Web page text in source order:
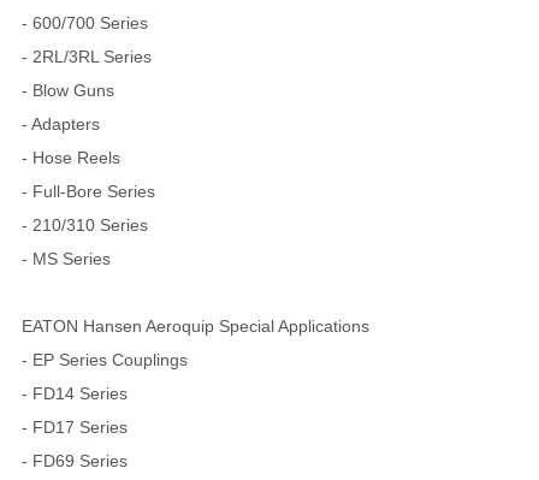
- 600/700 Series
- 2RL/3RL Series
- Blow Guns
- Adapters
- Hose Reels
- Full-Bore Series
- 210/310 Series
- MS Series
EATON Hansen Aeroquip Special Applications
- EP Series Couplings
- FD14 Series
- FD17 Series
- FD69 Series